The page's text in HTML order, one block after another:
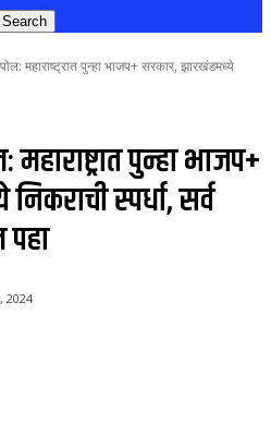
महाराष्ट्रात पुन्हा भाजप+ सरकार, झारखंडमध्ये
पुन्हा भाजप+
स्पर्धा, सर्व
2024